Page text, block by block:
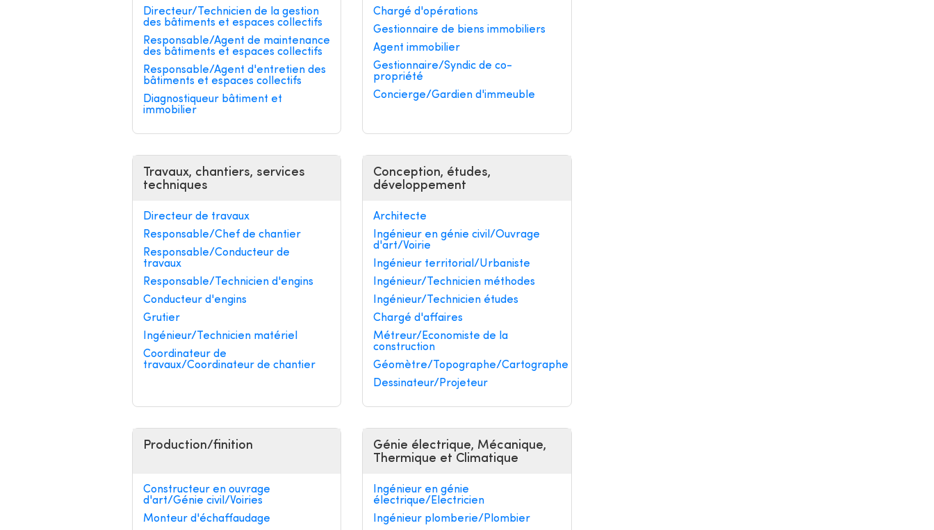
Directeur/Technicien de la gestion
des bâtiments et espaces collectifs
Responsable/Agent de maintenance
des bâtiments et espaces collectifs
Responsable/Agent d'entretien des
bâtiments et espaces collectifs
Diagnostiqueur bâtiment et
immobilier
Chargé d'opérations
Gestionnaire de biens immobiliers
Agent immobilier
Gestionnaire/Syndic de co-
propriété
Concierge/Gardien d'immeuble
Travaux, chantiers, services
techniques
Directeur de travaux
Responsable/Chef de chantier
Responsable/Conducteur de
travaux
Responsable/Technicien d'engins
Conducteur d'engins
Grutier
Ingénieur/Technicien matériel
Coordinateur de
travaux/Coordinateur de chantier
Conception, études,
développement
Architecte
Ingénieur en génie civil/Ouvrage
d'art/Voirie
Ingénieur territorial/Urbaniste
Ingénieur/Technicien méthodes
Ingénieur/Technicien études
Chargé d'affaires
Métreur/Economiste de la
construction
Géomètre/Topographe/Cartographe
Dessinateur/Projeteur
Production/finition
Constructeur en ouvrage
d'art/Génie civil/Voiries
Monteur d'échaffaudage
Génie électrique, Mécanique,
Thermique et Climatique
Ingénieur en génie
électrique/Electricien
Ingénieur plomberie/Plombier